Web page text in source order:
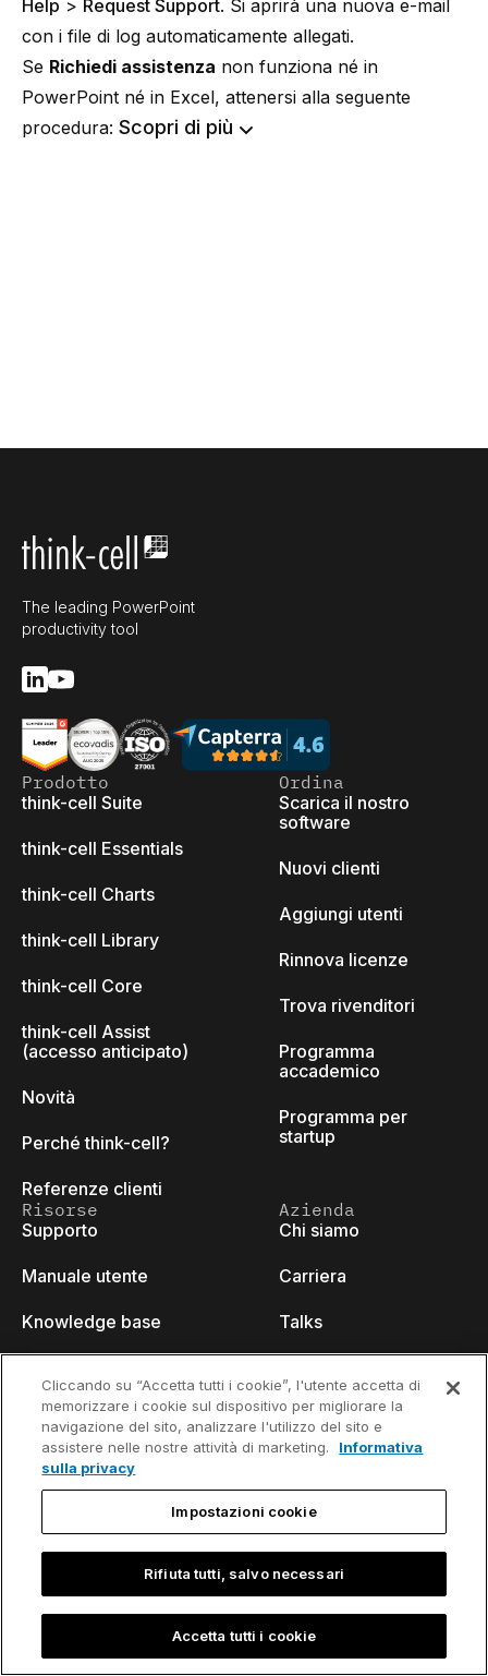
Help > Request Support. Si aprirà una nuova e-mail
con i file di log automaticamente allegati.
Se Richiedi assistenza non funziona né in
PowerPoint né in Excel, attenersi alla seguente
procedura: Scopri di più
The leading PowerPoint
productivity tool
Prodotto
think-cell Suite
think-cell Essentials
think-cell Charts
think-cell Library
think-cell Core
think-cell Assist
(accesso anticipato)
Novità
Perché think-cell?
Referenze clienti
Ordina
Scarica il nostro
software
Nuovi clienti
Aggiungi utenti
Rinnova licenze
Trova rivenditori
Programma
accademico
Programma per
startup
Risorse
Supporto
Manuale utente
Knowledge base
Video tutorials
Content hub
Azienda
Chi siamo
Carriera
Talks
Developer blog
Contattaci
©2002-2026 think-cell Software GmbH
Informativa sulla
Informazioni di contatto e nota
Cliccando su “Accetta tutti i cookie”, l'utente accetta di
memorizzare i cookie sul dispositivo per migliorare la
navigazione del sito, analizzare l'utilizzo del sito e
assistere nelle nostre attività di marketing.
Informativa
sulla privacy
Impostazioni cookie
Rifiuta tutti, salvo necessari
Accetta tutti i cookie